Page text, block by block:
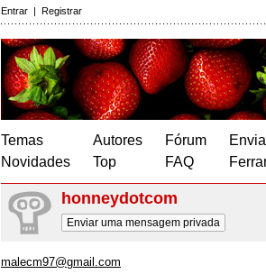
Entrar | Registrar
Temas
Novidades
Autores
Top
Fórum
FAQ
honneydotcom
Enviar uma mensagem privada
malecm97@gmail.com